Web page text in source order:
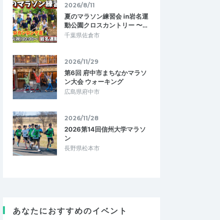
2026/8/11
夏のマラソン練習会 in岩名運
動公園クロスカントリー 〜…
千葉県佐倉市
2026/11/29
第6回 府中市まちなかマラソ
ン大会 ウォーキング
広島県府中市
2026/11/28
2026第14回信州大学マラソ
ン
長野県松本市
あなたにおすすめのイベント